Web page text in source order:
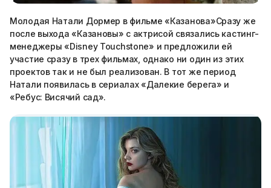
Молодая Натали Дормер в фильме «Казанова»Сразу же
после выхода «Казановы» с актрисой связались кастинг-
менеджеры «Disney Touchstone» и предложили ей
участие сразу в трех фильмах, однако ни один из этих
проектов так и не был реализован. В тот же период
Натали появилась в сериалах «Далекие берега» и
«Ребус: Висячий сад».